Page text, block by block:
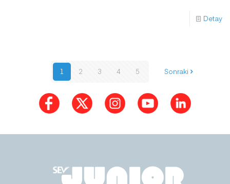
Detay
1 2 3 4 5 Sonraki